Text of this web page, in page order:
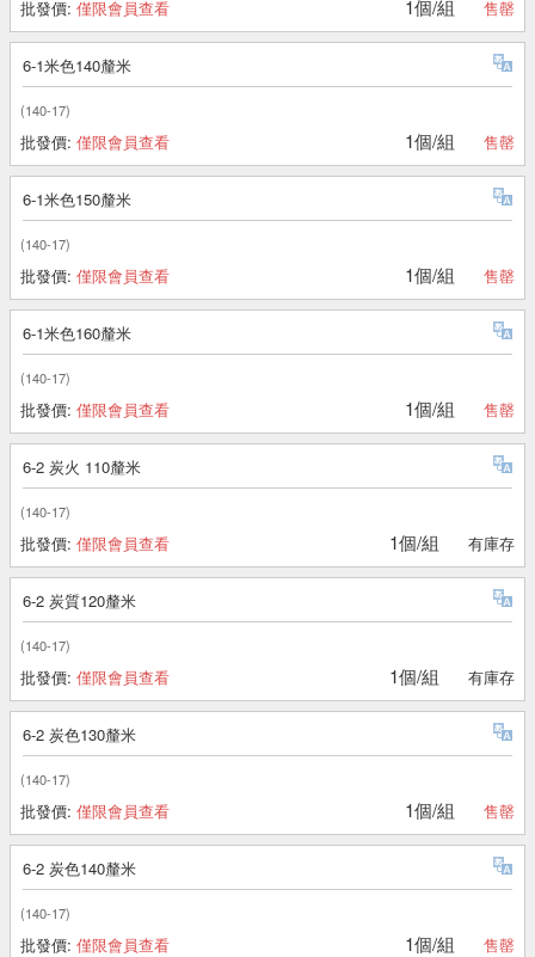
批發價: 僅限會員查看 1個/組 售罄
6-1米色140釐米
(140-17)
批發價: 僅限會員查看 1個/組 售罄
6-1米色150釐米
(140-17)
批發價: 僅限會員查看 1個/組 售罄
6-1米色160釐米
(140-17)
批發價: 僅限會員查看 1個/組 售罄
6-2 炭火 110釐米
(140-17)
批發價: 僅限會員查看 1個/組 有庫存
6-2 炭質120釐米
(140-17)
批發價: 僅限會員查看 1個/組 有庫存
6-2 炭色130釐米
(140-17)
批發價: 僅限會員查看 1個/組 售罄
6-2 炭色140釐米
(140-17)
批發價: 僅限會員查看 1個/組 售罄